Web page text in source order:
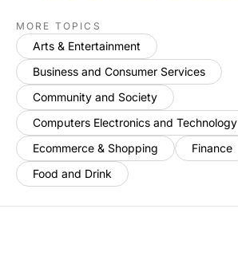
MORE TOPICS
Arts & Entertainment
Business and Consumer Services
Community and Society
Computers Electronics and Technology
Ecommerce & Shopping
Finance
Food and Drink